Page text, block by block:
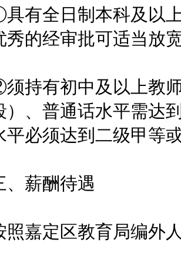
全日制本科及以上
秀的经审批可适当放
有初中及以上教师
）、普通话水平需达
平必须达到二级甲等
薪酬待遇
定区教育局编外人